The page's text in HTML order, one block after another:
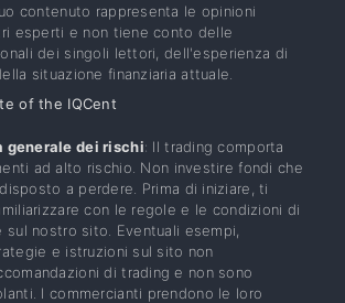
contenuto rappresenta le opinioni
esperti e non tiene conto delle
dei singoli lettori, dell'esperienza di
situazione finanziaria attuale.
of the IQCent
generale dei rischi: Il trading comporta
ad alto rischio. Non investire fondi che
a perdere. Prima di iniziare, ti
con le regole e le condizioni di
nostro sito. Eventuali esempi,
e istruzioni sul sito non
di trading e non sono
I commercianti prendono le loro